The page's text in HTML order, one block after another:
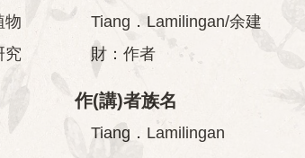
物
究
Tiang．Lamilingan/余建
財：作者
作(講)者族名
Tiang．Lamilingan